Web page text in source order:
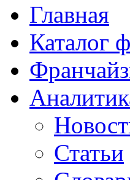
Главная
Каталог
Статьи